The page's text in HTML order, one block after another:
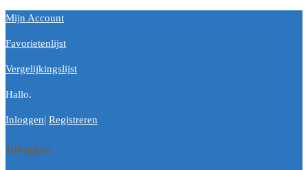
Mijn Account
Favorietenlijst
Vergelijkingslijst
Hallo.
Inloggen| Registreren
Inloggen